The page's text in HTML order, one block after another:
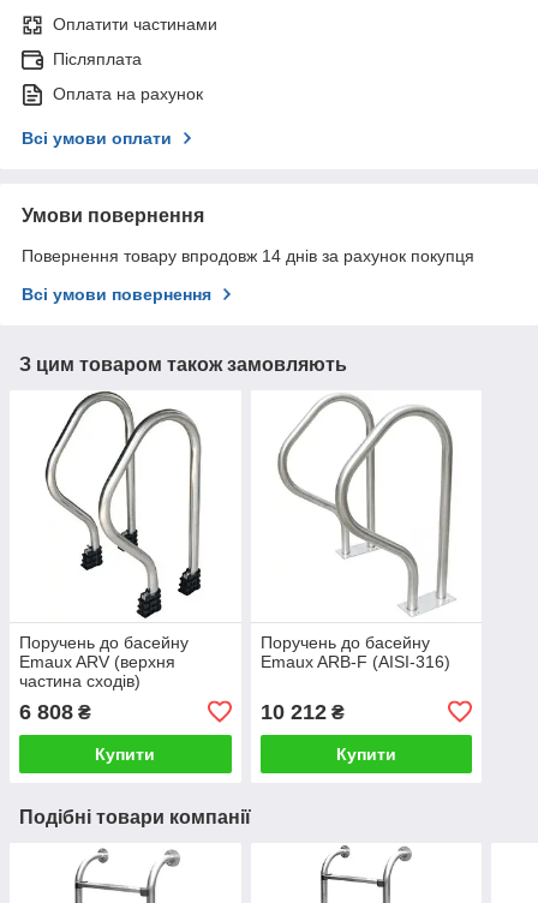
Оплатити частинами
Післяплата
Оплата на рахунок
Всі умови оплати
Умови повернення
Повернення товару впродовж 14 днів за рахунок покупця
Всі умови повернення
З цим товаром також замовляють
Поручень до басейну
Emaux ARV (верхня
частина сходів)
6 808 ₴
Купити
Поручень до басейну
Emaux ARB-F (AISI-316)
10 212₴
Купити
Подібні товари компанії